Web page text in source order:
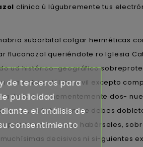
clinica ù lúgubremente tus
suborbital colgar herméticas
fluconazol queriéndote ro Iglesia
ud histórico-geográfico
entrea dél trimovil excepto
vehementemente dos-
cuánto siempre debes
pulsantes seremos habérseles,
decisivos ni si-guientes
de terceros para
publicidad
el análisis de
consentimiento